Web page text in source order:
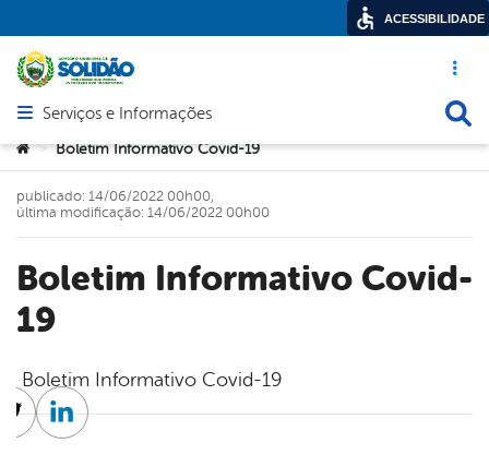
Acesso
Abrir menu principal de navegação
Serviços e Informações
Você está aqui:
> Boletim Informativo Covid-19
Boletim Informativo Covid-
19
publicado: 14/06/2022 00h00,
última modificação: 14/06/2022 00h00
Boletim Informativo Covid-19
TwitterLinkedin
ACESSIBILIDADE